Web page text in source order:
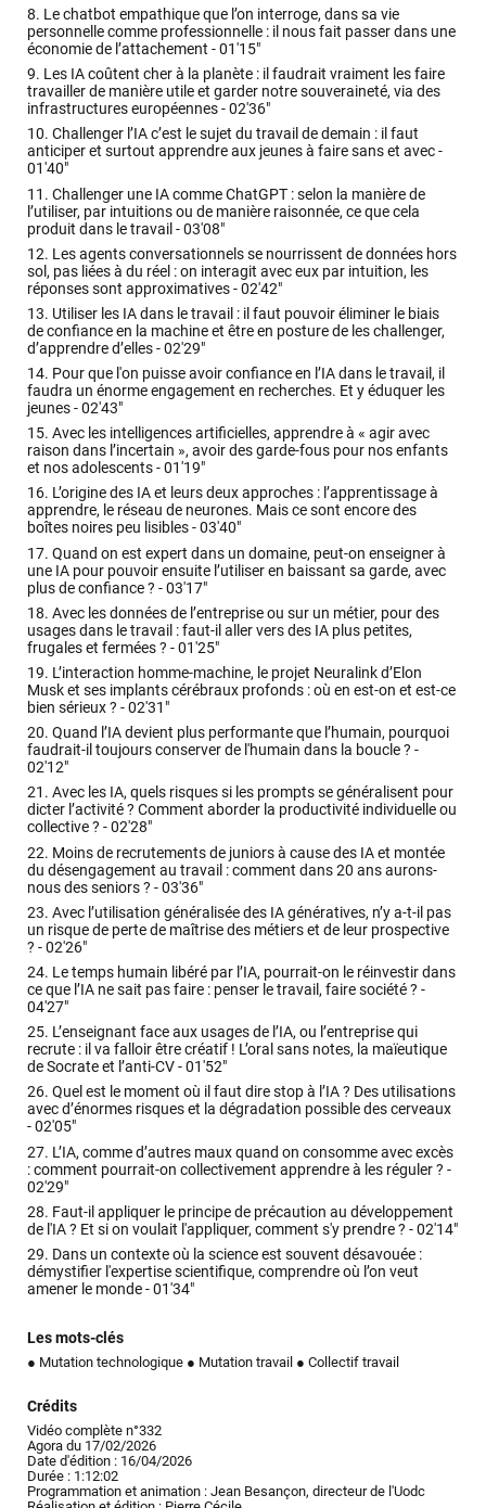
8. Le chatbot empathique que l’on interroge, dans sa vie
personnelle comme professionnelle : il nous fait passer dans une
économie de l’attachement -01'15"
9. Les IA coûtent cher à la planète : il faudrait vraiment les faire
travailler de manière utile et garder notre souveraineté, via des
infrastructures européennes -02'36"
10. Challenger l’IA c’est le sujet du travail de demain : il faut
anticiper et surtout apprendre aux jeunes à faire sans et avec -
01'40"
11. Challenger une IA comme ChatGPT : selon la manière de
l’utiliser, par intuitions ou de manière raisonnée, ce que cela
produit dans le travail -03'08"
12. Les agents conversationnels se nourrissent de données hors
sol, pas liées à du réel : on interagit avec eux par intuition, les
réponses sont approximatives -02'42"
13. Utiliser les IA dans le travail : il faut pouvoir éliminer le biais
de confiance en la machine et être en posture de les challenger,
d’apprendre d’elles -02'29"
14. Pour que l'on puisse avoir confiance en l’IA dans le travail, il
faudra un énorme engagement en recherches. Et y éduquer les
jeunes -02'43"
15. Avec les intelligences artificielles, apprendre à « agir avec
raison dans l’incertain », avoir des garde-fous pour nos enfants
et nos adolescents -01'19"
16. L’origine des IA et leurs deux approches : l’apprentissage à
apprendre, le réseau de neurones. Mais ce sont encore des
boîtes noires peu lisibles -03'40"
17. Quand on est expert dans un domaine, peut-on enseigner à
une IA pour pouvoir ensuite l’utiliser en baissant sa garde, avec
plus de confiance ? -03'17"
18. Avec les données de l’entreprise ou sur un métier, pour des
usages dans le travail : faut-il aller vers des IA plus petites,
frugales et fermées ? -01'25"
19. L’interaction homme-machine, le projet Neuralink d’Elon
Musk et ses implants cérébraux profonds : où en est-on et est-ce
bien sérieux ? -02'31"
20. Quand l’IA devient plus performante que l’humain, pourquoi
faudrait-il toujours conserver de l'humain dans la boucle ? -
02'12"
21. Avec les IA, quels risques si les prompts se généralisent pour
dicter l’activité ? Comment aborder la productivité individuelle ou
collective ? -02'28"
22. Moins de recrutements de juniors à cause des IA et montée
du désengagement au travail : comment dans 20 ans aurons-
nous des seniors ? -03'36"
23. Avec l’utilisation généralisée des IA génératives, n’y a-t-il pas
un risque de perte de maîtrise des métiers et de leur prospective
? -02'26"
24. Le temps humain libéré par l’IA, pourrait-on le réinvestir dans
ce que l’IA ne sait pas faire : penser le travail, faire société ? -
04'27"
25. L’enseignant face aux usages de l’IA, ou l’entreprise qui
recrute : il va falloir être créatif ! L’oral sans notes, la maïeutique
de Socrate et l’anti-CV -01'52"
26. Quel est le moment où il faut dire stop à l’IA ? Des utilisations
avec d’énormes risques et la dégradation possible des cerveaux
-02'05"
27. L’IA, comme d’autres maux quand on consomme avec excès
: comment pourrait-on collectivement apprendre à les réguler ? -
02'29"
28. Faut-il appliquer le principe de précaution au développement
de l'IA ? Et si on voulait l'appliquer, comment s'y prendre ? -02'14"
29. Dans un contexte où la science est souvent désavouée :
démystifier l'expertise scientifique, comprendre où l’on veut
amener le monde -01'34"
Les mots-clés
● Mutation technologique ● Mutation travail ● Collectif travail
Crédits
Vidéo complète n°332
Agora du 17/02/2026
Date d'édition : 16/04/2026
Durée : 1:12:02
Programmation et animation : Jean Besançon, directeur de l'Uodc